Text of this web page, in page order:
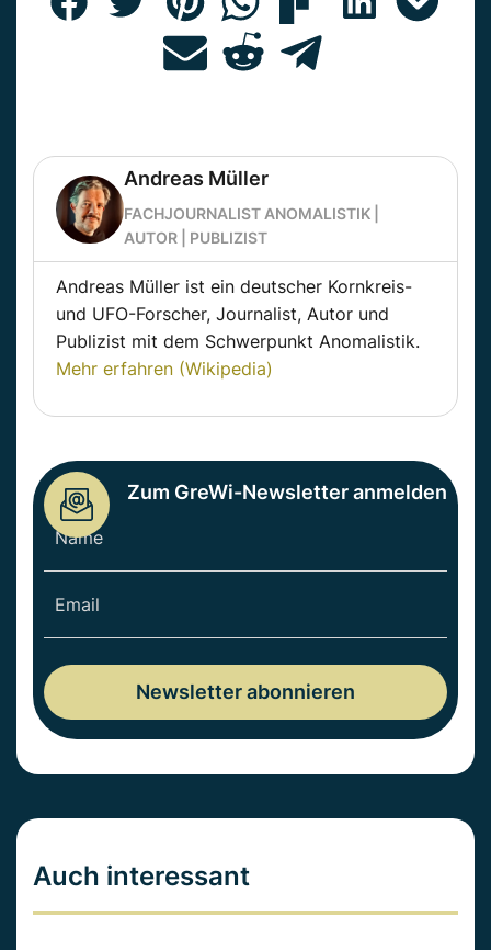
Andreas Müller
FACHJOURNALIST ANOMALISTIK |
AUTOR | PUBLIZIST
Andreas Müller ist ein deutscher Kornkreis-
und UFO-Forscher, Journalist, Autor und
Publizist mit dem Schwerpunkt Anomalistik.
Mehr erfahren (Wikipedia)
Zum GreWi-Newsletter anmelden
Auch interessant